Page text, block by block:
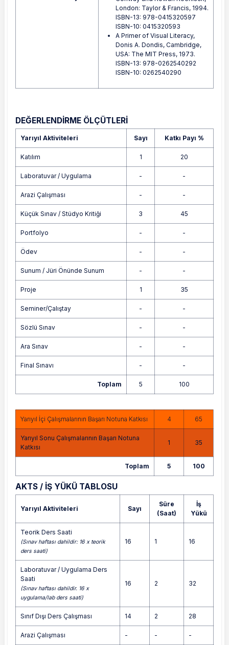
London: Taylor & Francis, 1994.
ISBN-13: 978-0415320597
ISBN-10: 0415320593
A Primer of Visual Literacy,
Donis A. Dondis, Cambridge,
USA: The MIT Press, 1973.
ISBN-13: 978-0262540292
ISBN-10: 0262540290
DEĞERLENDİRME ÖLÇÜTLERİ
Yarıyıl Aktiviteleri Sayı Katkı Payı %
Katılım 1 20
Laboratuvar / Uygulama - -
Arazi Çalışması - -
Küçük Sınav / Stüdyo Kritiği 3 45
Portfolyo - -
Ödev - -
Sunum / Jüri Önünde Sunum - -
Proje 1 35
Seminer/Çalıştay - -
Sözlü Sınav - -
Ara Sınav - -
Final Sınavı - -
Toplam 5 100
Yarıyıl İçi Çalışmalarının Başarı Notuna Katkısı 4 65
Yarıyıl Sonu Çalışmalarının Başarı Notuna
Katkısı
1 35
Toplam 5 100
AKTS / İŞ YÜKÜ TABLOSU
Yarıyıl Aktiviteleri Sayı
Süre
(Saat)
İş
Yükü
Teorik Ders Saati
(Sınav haftası dahildir: 16 x teorik
ders saati)
16 1 16
Laboratuvar / Uygulama Ders
Saati
(Sınav haftası dahildir. 16 x
uygulama/lab ders saati)
16 2 32
Sınıf Dışı Ders Çalışması 14 2 28
Arazi Çalışması - - -